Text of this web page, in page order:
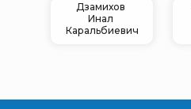
Дзамихов
Инал
Каральбиевич